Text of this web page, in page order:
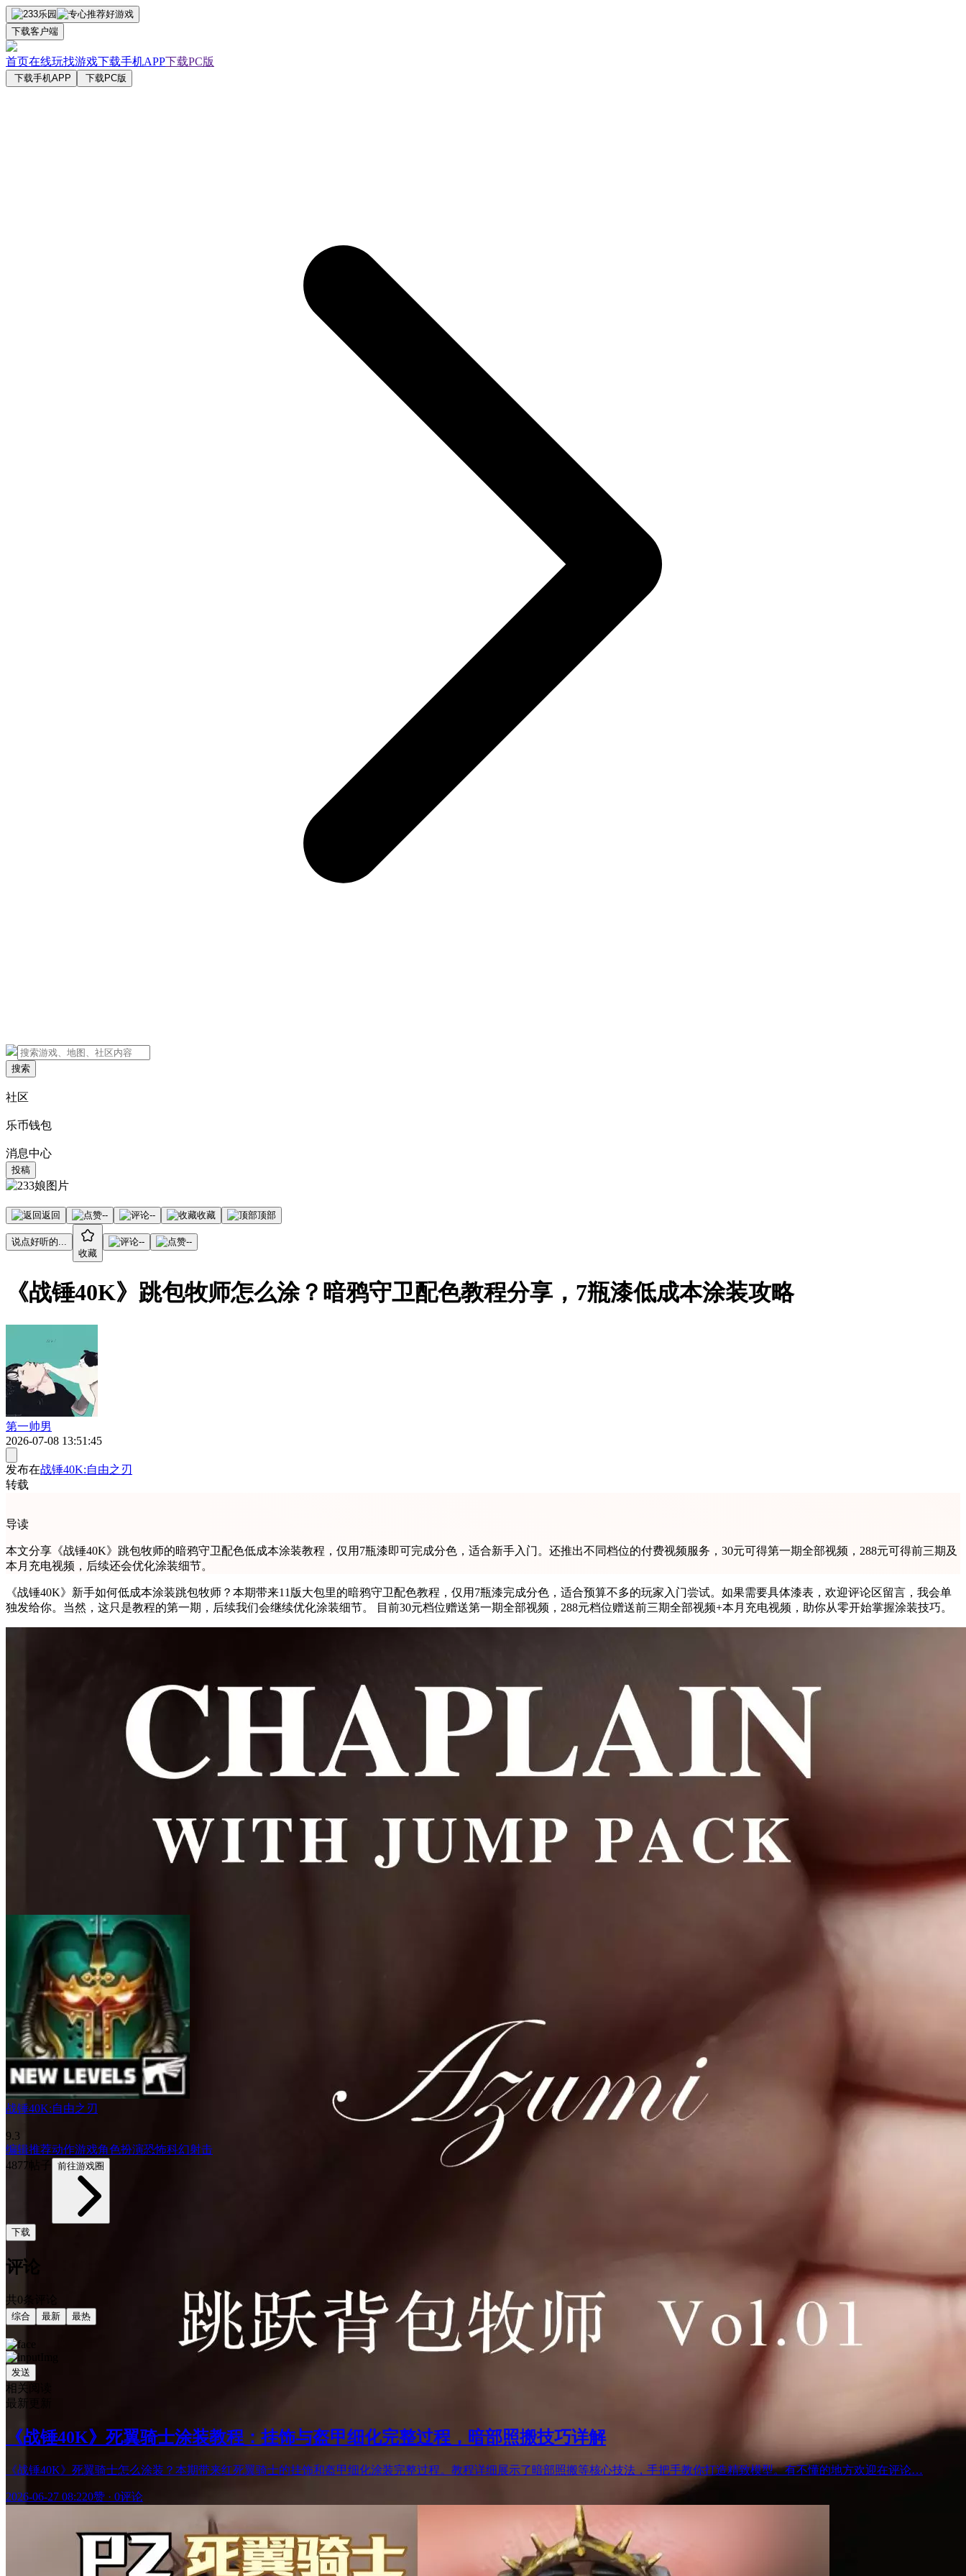
下载客户端
首页在线玩找游戏下载手机APP下载PC版
下载手机APP 下载PC版
搜索
社区
乐币钱包
消息中心
投稿
返回 -- -- 收藏 顶部
说点好听的...
收藏
-- --
《战锤40K》跳包牧师怎么涂？暗鸦守卫配色教程分享，7瓶漆低成本涂装攻略
第一帅男
2026-07-08 13:51:45
发布在战锤40K:自由之刃
转载
导读
本文分享《战锤40K》跳包牧师的暗鸦守卫配色低成本涂装教程，仅用7瓶漆即可完成分色，适合新手入门。还推出不同档位的付费视频服务，30元可得第一期全部视频，288元可得前三期及
本月充电视频，后续还会优化涂装细节。
《战锤40K》新手如何低成本涂装跳包牧师？本期带来11版大包里的暗鸦守卫配色教程，仅用7瓶漆完成分色，适合预算不多的玩家入门尝试。如果需要具体漆表，欢迎评论区留言，我会单
独发给你。当然，这只是教程的第一期，后续我们会继续优化涂装细节。 目前30元档位赠送第一期全部视频，288元档位赠送前三期全部视频+本月充电视频，助你从零开始掌握涂装技巧。
战锤40K:自由之刃
9.3
编辑推荐动作游戏角色扮演恐怖科幻射击
4877帖子
前往游戏圈
下载
评论
共0条评论
综合 最新 最热
发送
相关阅读
最新更新
《战锤40K》死翼骑士涂装教程：挂饰与盔甲细化完整过程，暗部照搬技巧详解
《战锤40K》死翼骑士怎么涂装？本期带来红死翼骑士的挂饰和盔甲细化涂装完整过程。教程详细展示了暗部照搬等核心技法，手把手教你打造精致模型。有不懂的地方欢迎在评论…
2026-06-27 08:220赞 · 0评论